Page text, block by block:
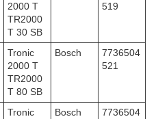
2000 T
TR2000
T 30 SB
519
Tronic
2000 T
TR2000
T 80 SB
Bosch
7736504
521
Tronic
Bosch
7736504